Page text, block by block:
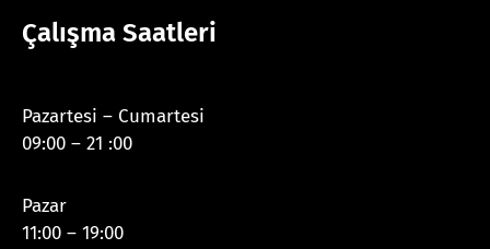
Çalışma Saatleri
Pazartesi – Cumartesi
09:00 – 21 :00
Pazar
11:00 – 19:00